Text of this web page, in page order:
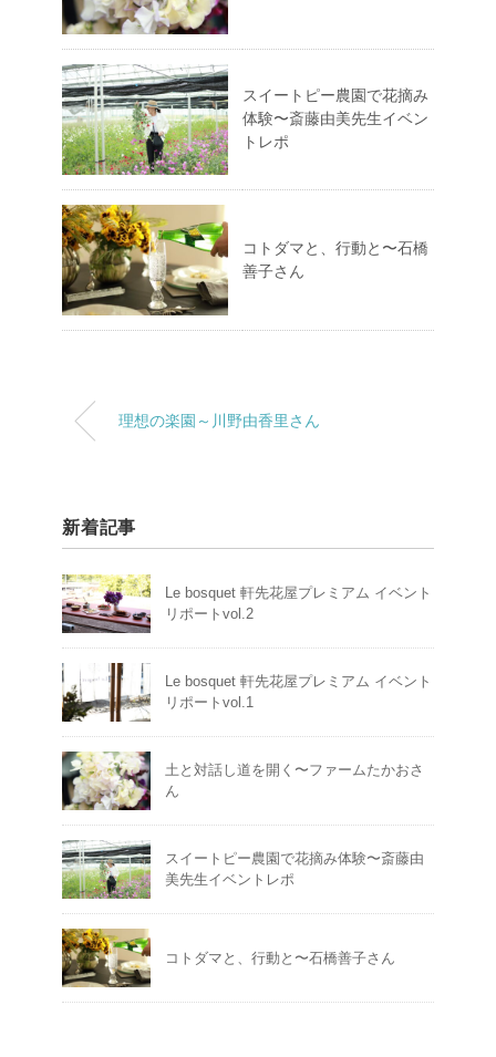
スイートピー農園で花摘み
体験〜斎藤由美先生イベン
トレポ
コトダマと、行動と〜石橋
善子さん
理想の楽園～川野由香里さん
新着記事
Le bosquet 軒先花屋プレミアム イベント
リポートvol.2
Le bosquet 軒先花屋プレミアム イベント
リポートvol.1
土と対話し道を開く〜ファームたかおさ
ん
スイートピー農園で花摘み体験〜斎藤由
美先生イベントレポ
コトダマと、行動と〜石橋善子さん